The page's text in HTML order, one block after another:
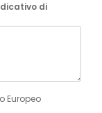
di
Europeo